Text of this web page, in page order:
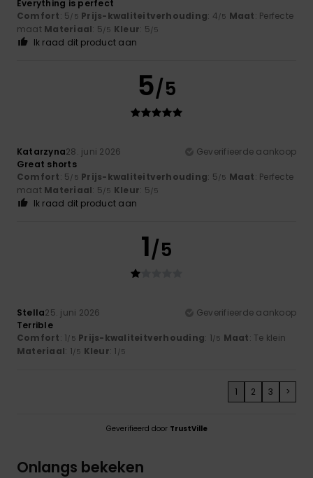
Everything is perfect
Comfort: 5/5 Prijs-kwaliteitverhouding: 4/5 Maat: Perfecte
maat Materiaal: 5/5 Kleur: 5/5
Ik raad dit product aan
5/5
Katarzyna28. juni 2026
Geverifieerde aankoop
Great shorts
Comfort: 5/5 Prijs-kwaliteitverhouding: 5/5 Maat: Perfecte
maat Materiaal: 5/5 Kleur: 5/5
Ik raad dit product aan
1/5
Stella25. juni 2026
Geverifieerde aankoop
Terrible
Comfort: 1/5 Prijs-kwaliteitverhouding: 1/5 Maat: Te klein
Materiaal: 1/5 Kleur: 1 /5
1 2 3 >
Geverifieerd door TrustVille
Onlangs bekeken